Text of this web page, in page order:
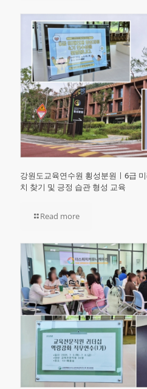
강원도교육연수원 횡성분원ㅣ6급
치 찾기 및 긍정 습관 형성 교육
Read more